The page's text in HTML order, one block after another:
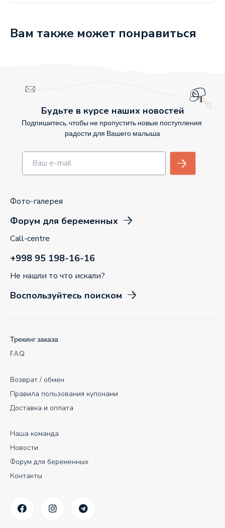
Вам также может понравиться
Будьте в курсе наших новостей
Подпишитесь, чтобы не пропустить новые поступления
радости для Вашего малыша
Фото-галерея
Форум для беременных
Call-centre
+998 95 198-16-16
Не нашли то что искали?
Воспользуйтесь поиском
Наша команда
Новости
Форум для беременных
Контакты
Возврат / обмен
Правила пользования купонами
Доставка и оплата
Трекинг заказа
F.A.Q.